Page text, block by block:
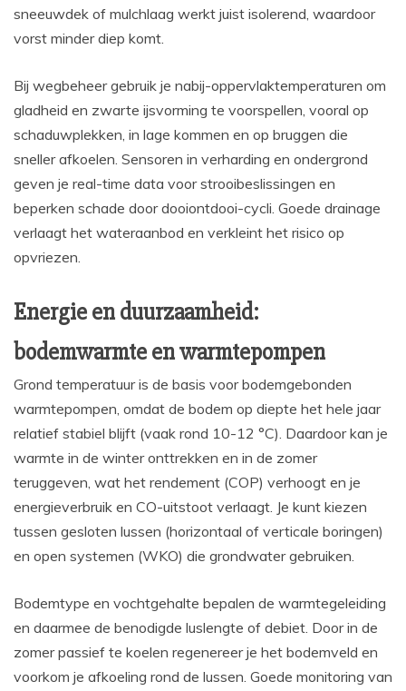
sneeuwdek of mulchlaag werkt juist isolerend, waardoor
vorst minder diep komt.
Bij wegbeheer gebruik je nabij-oppervlaktemperaturen om
gladheid en zwarte ijsvorming te voorspellen, vooral op
schaduwplekken, in lage kommen en op bruggen die
sneller afkoelen. Sensoren in verharding en ondergrond
geven je real-time data voor strooibeslissingen en
beperken schade door dooiontdooi-cycli. Goede drainage
verlaagt het wateraanbod en verkleint het risico op
opvriezen.
Energie en duurzaamheid:
bodemwarmte en warmtepompen
Grond temperatuur is de basis voor bodemgebonden
warmtepompen, omdat de bodem op diepte het hele jaar
relatief stabiel blijft (vaak rond 10-12 °C). Daardoor kan je
warmte in de winter onttrekken en in de zomer
teruggeven, wat het rendement (COP) verhoogt en je
energieverbruik en CO-uitstoot verlaagt. Je kunt kiezen
tussen gesloten lussen (horizontaal of verticale boringen)
en open systemen (WKO) die grondwater gebruiken.
Bodemtype en vochtgehalte bepalen de warmtegeleiding
en daarmee de benodigde luslengte of debiet. Door in de
zomer passief te koelen regenereer je het bodemveld en
voorkom je afkoeling rond de lussen. Goede monitoring van